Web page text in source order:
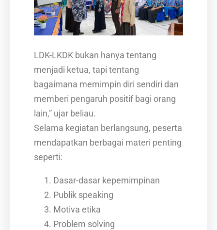
LDK-LKDK bukan hanya tentang
menjadi ketua, tapi tentang
bagaimana memimpin diri sendiri dan
memberi pengaruh positif bagi orang
lain,” ujar beliau.
Selama kegiatan berlangsung, peserta
mendapatkan berbagai materi penting
seperti:
Dasar-dasar kepemimpinan
Publik speaking
Motiva etika
Problem solving